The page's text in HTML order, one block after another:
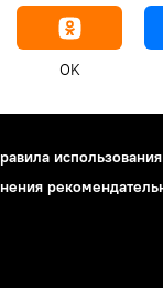
OK
использования